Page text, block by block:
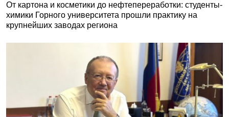
От картона и косметики до нефтепереработки: студенты-
химики Горного университета прошли практику на
крупнейших заводах региона